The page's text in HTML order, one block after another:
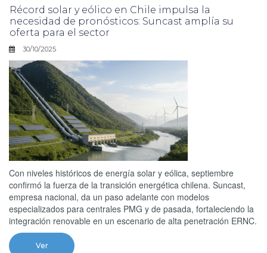
Récord solar y eólico en Chile impulsa la
necesidad de pronósticos: Suncast amplía su
oferta para el sector
30/10/2025
Con niveles históricos de energía solar y eólica, septiembre
confirmó la fuerza de la transición energética chilena. Suncast,
empresa nacional, da un paso adelante con modelos
especializados para centrales PMG y de pasada, fortaleciendo la
integración renovable en un escenario de alta penetración ERNC.
Ver